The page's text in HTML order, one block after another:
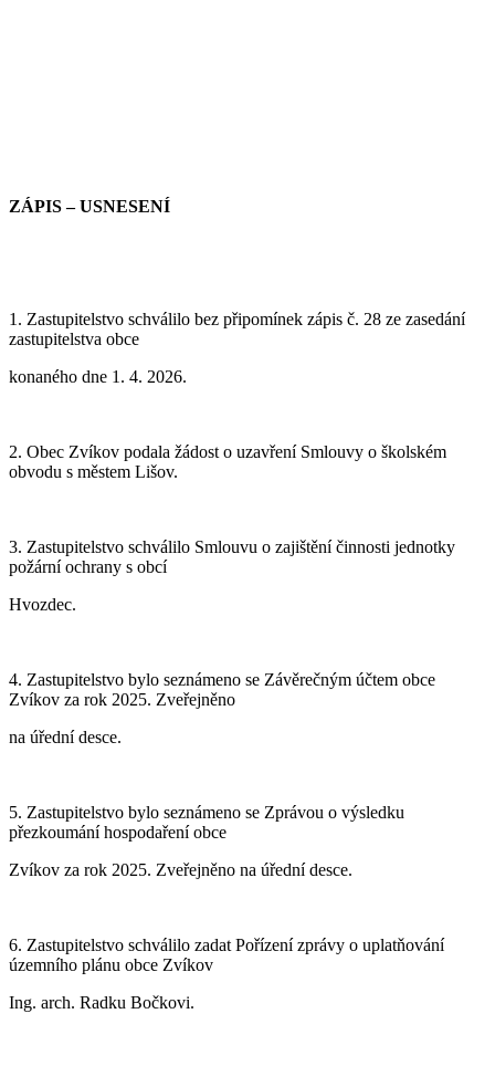
ZÁPIS – USNESENÍ
1. Zastupitelstvo schválilo bez připomínek zápis č. 28 ze zasedání
zastupitelstva obce
konaného dne 1. 4. 2026.
2. Obec Zvíkov podala žádost o uzavření Smlouvy o školském
obvodu s městem Lišov.
3. Zastupitelstvo schválilo Smlouvu o zajištění činnosti jednotky
požární ochrany s obcí
Hvozdec.
4. Zastupitelstvo bylo seznámeno se Závěrečným účtem obce
Zvíkov za rok 2025. Zveřejněno
na úřední desce.
5. Zastupitelstvo bylo seznámeno se Zprávou o výsledku
přezkoumání hospodaření obce
Zvíkov za rok 2025. Zveřejněno na úřední desce.
6. Zastupitelstvo schválilo zadat Pořízení zprávy o uplatňování
územního plánu obce Zvíkov
Ing. arch. Radku Bočkovi.